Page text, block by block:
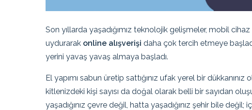
Son yıllarda yaşadığımız teknolojik gelişmeler, mobil
uydurarak online alışverişi daha çok tercih etmeye
yerini yavaş yavaş almaya başladı.
El yapımı sabun üretip sattığınız ufak yerel bir
kitlenizdeki kişi sayısı da doğal olarak belli bir sayıdan
yaşadığınız çevre değil, hatta yaşadığınız şehir bile